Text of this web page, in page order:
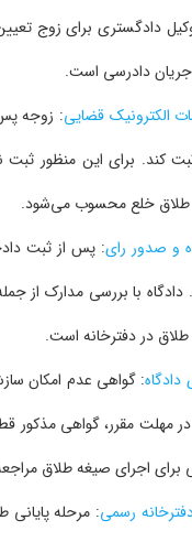
دادگستری برای زوج
جریان دادرسی است.
الکترونیک قضایی: زوجه
کند. برای این منظور
طلاق خلع محسوب می‌شود.
و صدور رای: پس از ثبت
با بررسی مدارک از
در دفترخانه است.
: گواهی عدم امکان
مهلت مقرر، گواهی مذکور
برای اجرای صیغه طلاق
رسمی: مرحله